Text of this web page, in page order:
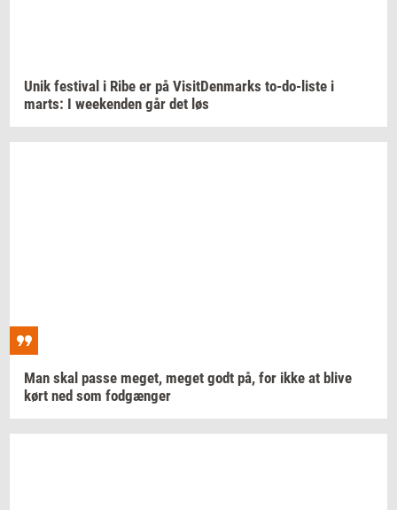
Unik festi­val i Ribe er på Vi­sit­Den­marks to-​do-liste i
marts: I we­e­ken­den går det løs
Man skal passe meget, meget godt på, for ikke at blive
kørt ned som fod­gæn­ger